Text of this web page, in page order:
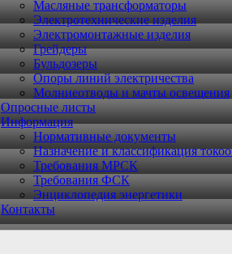
Масляные трансформаторы
Электротехнические изделия
Электромонтажные изделия
Грейдеры
Бульдозеры
Опоры линий электричества
Молниеотводы и мачты освещения
Опросные листы
Информация
Нормативные документы
Назначение и классификация
Требования МРСК
Требования ФСК
Энциклопедия энергетики
Контакты